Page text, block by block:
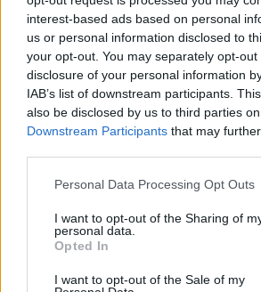
interest-based ads based on personal
us or personal information disclosed to
your opt-out. You may separately opt-
disclosure of your personal information
IAB’s list of downstream participants.
also be disclosed by us to third parties
Downstream Participants that may
Personal Data Processing Opt Outs
I want to opt-out of the Sharing of
personal data.
Opted In
I want to opt-out of the Sale of my
Miért viseli meg az
és mit tehetünk